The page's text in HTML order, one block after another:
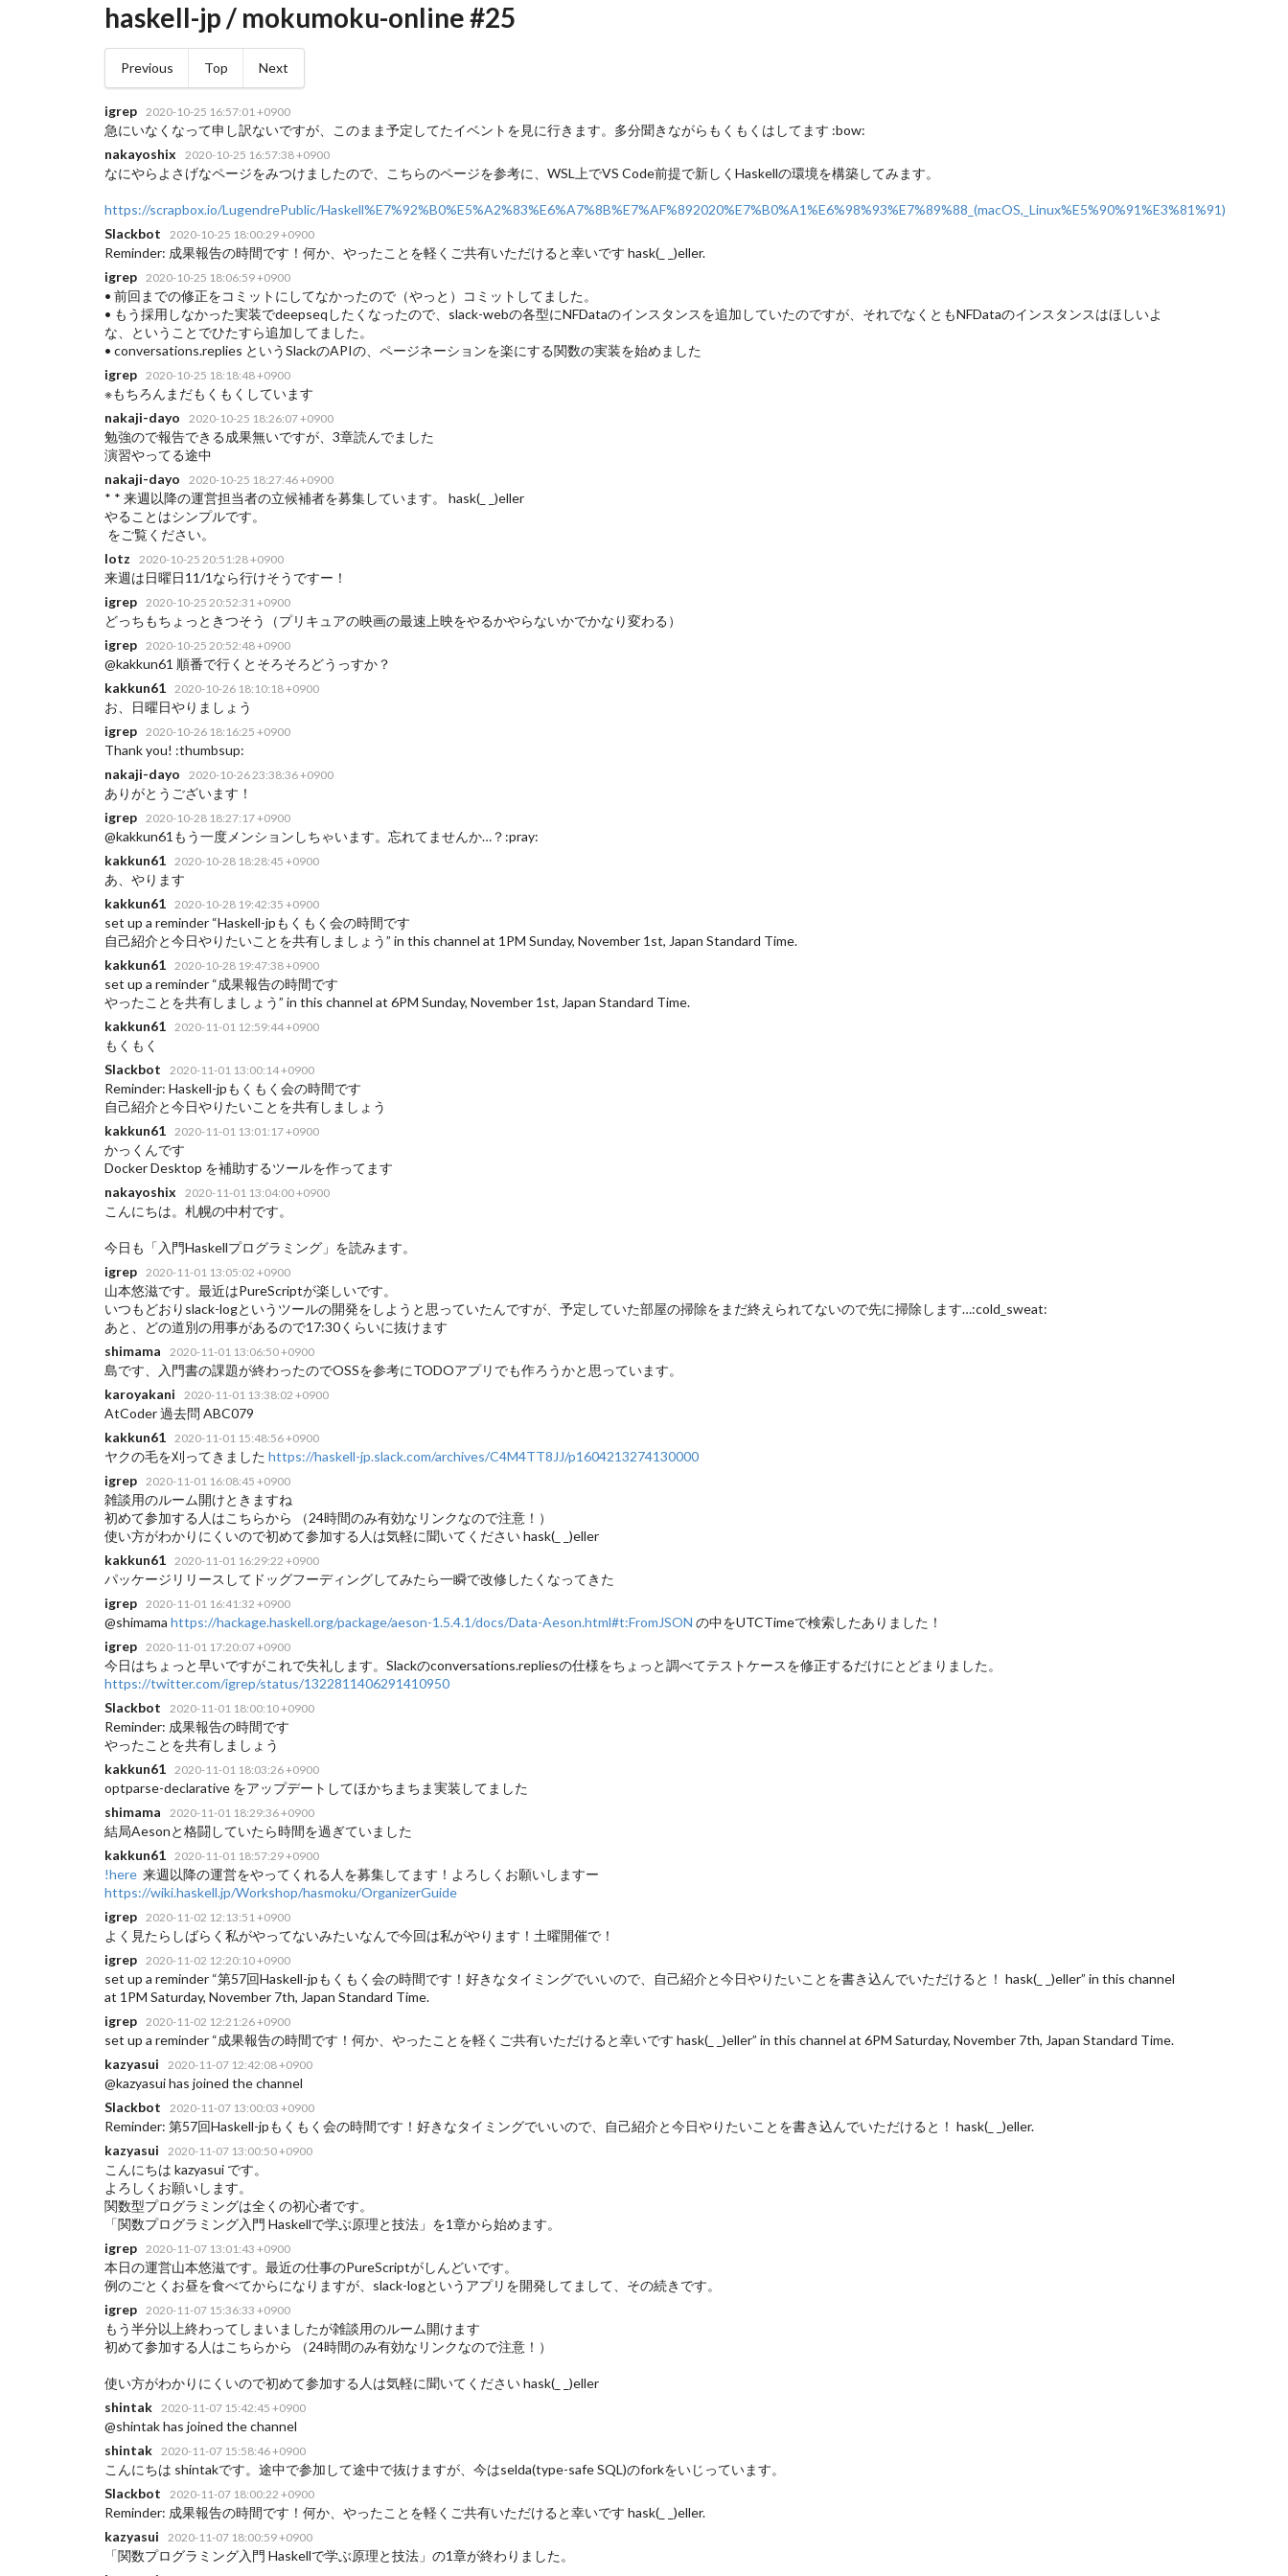
haskell-jp / mokumoku-online #25
Previous Top Next
igrep 2020-10-25 16:57:01 +0900
急にいなくなって申し訳ないですが、このまま予定してたイベントを見に行きます。多分聞きながらもくもくはしてます :bow:
nakayoshix
2020-10-25 16:57:38 +0900
なにやらよさげなページをみつけましたので、こちらのページを参考に、WSL上でVS Code前提で新しくHaskellの環境を構築してみます。
https://scrapbox.io/LugendrePublic/Haskell%E7%92%B0%E5%A2%83%E6%A7%8B%E7%AF%892020%E7%B0%A1%E6%98%93%E7%89%88_(macOS,_Linux%E5%90%91%E3%81%91)
Slackbot
2020-10-25 18:00:29 +0900
Reminder: 成果報告の時間です！何か、やったことを軽くご共有いただけると幸いです hask(_ _)eller.
igrep
2020-10-25 18:06:59 +0900
• 前回までの修正をコミットにしてなかったので（やっと）コミットしてました。
• もう採用しなかった実装でdeepseqしたくなったので、slack-webの各型にNFDataのインスタンスを追加していたのですが、それでなくともNFDataのインスタンスはほしいよ
な、ということでひたすら追加してました。
• conversations.replies というSlackのAPIの、ページネーションを楽にする関数の実装を始めました
igrep
2020-10-25 18:18:48 +0900
※もちろんまだもくもくしています
nakaji-dayo
2020-10-25 18:26:07 +0900
勉強ので報告できる成果無いですが、3章読んでました
演習やってる途中
nakaji-dayo
2020-10-25 18:27:46 +0900
* * 来週以降の運営担当者の立候補者を募集しています。 hask(_ _)eller
やることはシンプルです。
をご覧ください。
lotz
2020-10-25 20:51:28 +0900
来週は日曜日11/1なら行けそうですー！
igrep
2020-10-25 20:52:31 +0900
どっちもちょっときつそう（プリキュアの映画の最速上映をやるかやらないかでかなり変わる）
igrep
2020-10-25 20:52:48 +0900
@kakkun61 順番で行くとそろそろどうっすか？
kakkun61
2020-10-26 18:10:18 +0900
お、日曜日やりましょう
igrep
2020-10-26 18:16:25 +0900
Thank you! :thumbsup:
nakaji-dayo
2020-10-26 23:38:36 +0900
ありがとうございます！
igrep
2020-10-28 18:27:17 +0900
@kakkun61もう一度メンションしちゃいます。忘れてませんか…？:pray:
kakkun61
2020-10-28 18:28:45 +0900
あ、やります
kakkun61
2020-10-28 19:42:35 +0900
set up a reminder “Haskell-jpもくもく会の時間です
自己紹介と今日やりたいことを共有しましょう” in this channel at 1PM Sunday, November 1st, Japan Standard Time.
kakkun61
2020-10-28 19:47:38 +0900
set up a reminder “成果報告の時間です
やったことを共有しましょう” in this channel at 6PM Sunday, November 1st, Japan Standard Time.
kakkun61
2020-11-01 12:59:44 +0900
もくもく
Slackbot
2020-11-01 13:00:14 +0900
Reminder: Haskell-jpもくもく会の時間です
自己紹介と今日やりたいことを共有しましょう
kakkun61
2020-11-01 13:01:17 +0900
かっくんです
Docker Desktop を補助するツールを作ってます
nakayoshix
2020-11-01 13:04:00 +0900
こんにちは。札幌の中村です。
今日も「入門Haskellプログラミング」を読みます。
igrep
2020-11-01 13:05:02 +0900
山本悠滋です。最近はPureScriptが楽しいです。
いつもどおりslack-logというツールの開発をしようと思っていたんですが、予定していた部屋の掃除をまだ終えられてないので先に掃除します…:cold_sweat:
あと、どの道別の用事があるので17:30くらいに抜けます
shimama
2020-11-01 13:06:50 +0900
島です、入門書の課題が終わったのでOSSを参考にTODOアプリでも作ろうかと思っています。
karoyakani
2020-11-01 13:38:02 +0900
AtCoder 過去問 ABC079
kakkun61
2020-11-01 15:48:56 +0900
ヤクの毛を刈ってきました https://haskell-jp.slack.com/archives/C4M4TT8JJ/p1604213274130000
igrep
2020-11-01 16:08:45 +0900
雑談用のルーム開けときますね
初めて参加する人はこちらから
（24時間のみ有効なリンクなので注意！）
使い方がわかりにくいので初めて参加する人は気軽に聞いてください hask(_ _)eller
kakkun61
2020-11-01 16:29:22 +0900
パッケージリリースしてドッグフーディングしてみたら一瞬で改修したくなってきた
igrep
2020-11-01 16:41:32 +0900
@shimama https://hackage.haskell.org/package/aeson-1.5.4.1/docs/Data-Aeson.html#t:FromJSON の中をUTCTimeで検索したありました！
igrep
2020-11-01 17:20:07 +0900
今日はちょっと早いですがこれで失礼します。Slackのconversations.repliesの仕様をちょっと調べてテストケースを修正するだけにとどまりました。
https://twitter.com/igrep/status/1322811406291410950
Slackbot
2020-11-01 18:00:10 +0900
Reminder: 成果報告の時間です
やったことを共有しましょう
kakkun61
2020-11-01 18:03:26 +0900
optparse-declarative をアップデートしてほかちまちま実装してました
shimama
2020-11-01 18:29:36 +0900
結局Aesonと格闘していたら時間を過ぎていました
kakkun61
2020-11-01 18:57:29 +0900
!here来週以降の運営をやってくれる人を募集してます！よろしくお願いしますー
https://wiki.haskell.jp/Workshop/hasmoku/OrganizerGuide
igrep
2020-11-02 12:13:51 +0900
よく見たらしばらく私がやってないみたいなんで今回は私がやります！土曜開催で！
igrep
2020-11-02 12:20:10 +0900
set up a reminder “第57回Haskell-jpもくもく会の時間です！好きなタイミングでいいので、自己紹介と今日やりたいことを書き込んでいただけると！ hask(_ _)eller” in this channel
at 1PM Saturday, November 7th, Japan Standard Time.
igrep
2020-11-02 12:21:26 +0900
set up a reminder “成果報告の時間です！何か、やったことを軽くご共有いただけると幸いです hask(_ _)eller” in this channel at 6PM Saturday, November 7th, Japan Standard Time.
kazyasui
2020-11-07 12:42:08 +0900
@kazyasui has joined the channel
Slackbot
2020-11-07 13:00:03 +0900
Reminder: 第57回Haskell-jpもくもく会の時間です！好きなタイミングでいいので、自己紹介と今日やりたいことを書き込んでいただけると！ hask(_ _)eller.
kazyasui
2020-11-07 13:00:50 +0900
こんにちは kazyasui です。
よろしくお願いします。
関数型プログラミングは全くの初心者です。
「関数プログラミング入門 Haskellで学ぶ原理と技法」を1章から始めます。
igrep
2020-11-07 13:01:43 +0900
本日の運営山本悠滋です。最近の仕事のPureScriptがしんどいです。
例のごとくお昼を食べてからになりますが、slack-logというアプリを開発してまして、その続きです。
igrep
2020-11-07 15:36:33 +0900
もう半分以上終わってしまいましたが雑談用のルーム開けます
初めて参加する人はこちらから （24時間のみ有効なリンクなので注意！）
使い方がわかりにくいので初めて参加する人は気軽に聞いてください hask(_ _)eller
shintak
2020-11-07 15:42:45 +0900
@shintak has joined the channel
shintak
2020-11-07 15:58:46 +0900
こんにちは shintakです。途中で参加して途中で抜けますが、今はselda(type-safe SQL)のforkをいじっています。
Slackbot
2020-11-07 18:00:22 +0900
Reminder: 成果報告の時間です！何か、やったことを軽くご共有いただけると幸いです hask(_ _)eller.
kazyasui
2020-11-07 18:00:59 +0900
「関数プログラミング入門 Haskellで学ぶ原理と技法」の1章が終わりました。